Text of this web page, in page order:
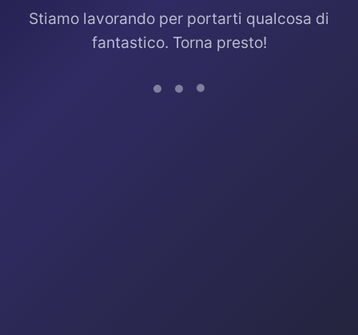
Stiamo lavorando per portarti qualcosa di
fantastico. Torna presto!